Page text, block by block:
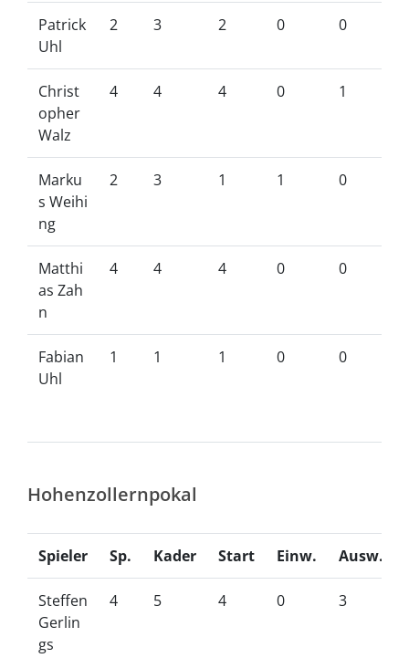
Patrick
Uhl
2 3 2 0 0
Christ
opher
Walz
4 4 4 0 1
Marku
s Weihi
ng
2 3 1 1 0
Matthi
as Zah
n
4 4 4 0 0
Fabian
Uhl
1 1 1 0 0
Hohenzollernpokal
Spieler Sp. Kader Start Einw. Ausw.
Steffen
Gerlin
gs
4 5 4 0 3